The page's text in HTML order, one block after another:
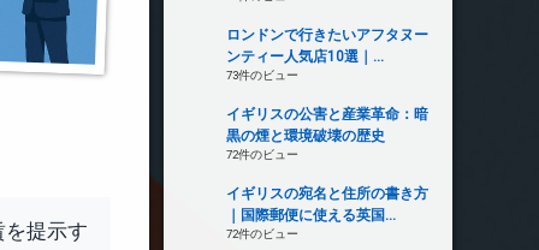
提示す
ロンドンで行きたいアフタヌー
ンティー人気店10選｜...
73件のビュー
イギリスの公害と産業革命：暗
黒の煙と環境破壊の歴史
72件のビュー
イギリスの宛名と住所の書き方
｜国際郵便に使える英国...
72件のビュー